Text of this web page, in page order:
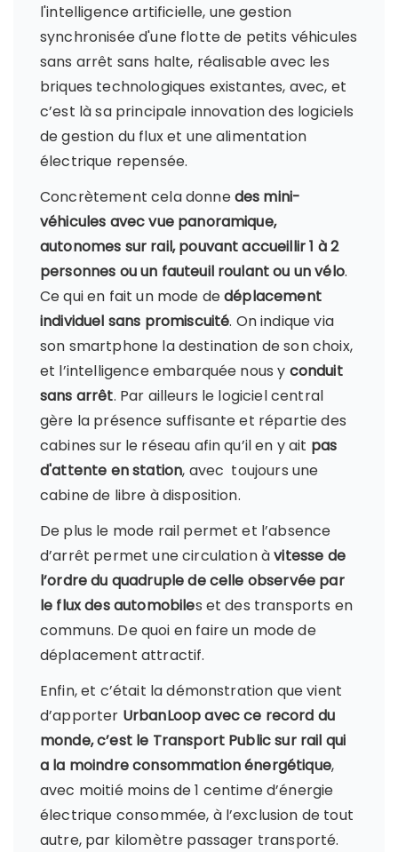
l'intelligence artificielle, une gestion
synchronisée d'une flotte de petits véhicules
sans arrêt sans halte, réalisable avec les
briques technologiques existantes, avec, et
c’est là sa principale innovation des logiciels
de gestion du flux et une alimentation
électrique repensée.
Concrètement cela donnedes mini-
véhicules avec vue panoramique,
autonomes sur rail, pouvant accueillir 1 à 2
personnes ou un fauteuil roulant ou un vélo.
Ce qui en fait un mode dedéplacement
individuel sans promiscuité. On indique via
son smartphone la destination de son choix,
et l’intelligence embarquée nous y conduit
sans arrêt. Par ailleurs le logiciel central
gère la présence suffisante et répartie des
cabines sur le réseau afin qu’il en y ait pas
d'attente en station, avec toujours une
cabine de libre à disposition.
De plus le mode rail permet et l’absence
d’arrêt permet une circulation àvitesse de
l’ordre du quadruple de celle observée par
le flux des automobiles et des transports en
communs. De quoi en faire un mode de
déplacement attractif.
Enfin, et c’était la démonstration que vient
d’apporter UrbanLoop avec ce record du
monde, c’est le Transport Public sur rail qui
a la moindre consommation énergétique,
avec moitié moins de 1 centime d’énergie
électrique consommée, à l’exclusion de tout
autre, par kilomètre passager transporté.